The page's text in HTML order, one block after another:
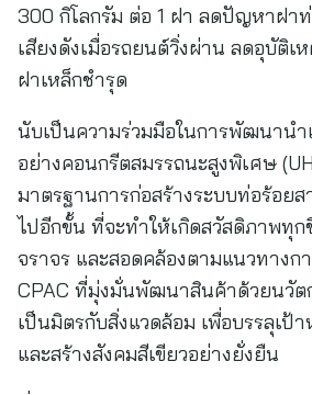
300 กิโลกรัม ต่อ 1 ฝา ลดปัญหาฝา
เสียงดังเมื่อรถยนต์วิ่งผ่าน ลดอุบัติเ
ฝาเหล็กชำรุด
นับเป็นความร่วมมือในการพัฒนานำ
อย่างคอนกรีตสมรรถนะสูงพิเศษ
มาตรฐานการก่อสร้างระบบท่อร้อย
ไปอีกขั้น ที่จะทำให้เกิดสวัสดิภาพทุ
จราจร และสอดคล้องตามแนวทางก
CPAC ที่มุ่งมั่นพัฒนาสินค้าด้วยนวัต
เป็นมิตรกับสิ่งแวดล้อม เพื่อบรรลุเป้
และสร้างสังคมสีเขียวอย่างยั่งยืน